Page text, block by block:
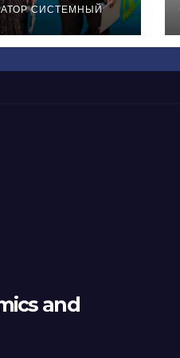
кеші
СИСТЕМНЫЙ
and